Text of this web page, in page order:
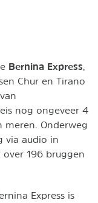
Bernina Express
Chur en Tirano
nog ongeveer 4
meren. Onderweg
via audio in
196 bruggen
Express is